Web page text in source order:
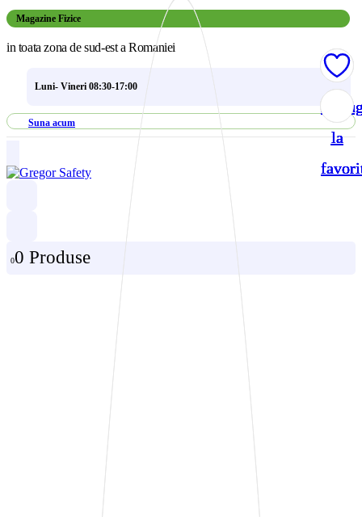
Magazine Fizice
in toata zona de sud-est a Romaniei
Luni- Vineri 08:30-17:00
Suna acum
00 Produse
la
la
la
la